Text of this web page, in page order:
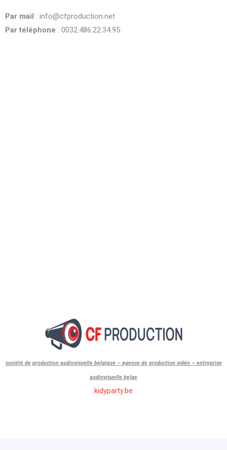
left
blank
Par mail : info@cfproduction.net
Par téléphone : 0032.486.22.34.95
société de production audiovisuelle belgique – agence de production vidéo – entreprise
audiovisuelle belge
kidyparty.be